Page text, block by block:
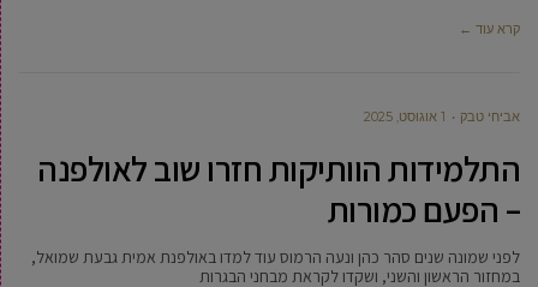
קרא עוד ←
אביחי טבק 1 אוגוסט, 2025
התלמידות הוותיקות חזרו שוב לאולפנה
– הפעם כמורות
לפני שמונה שנים סהר כהן ונעה הרמוס עוד למדו באולפנת אמית גבעת שמואל,
במחזור הראשון והשני, ושקדו לקראת מבחני הבגרות